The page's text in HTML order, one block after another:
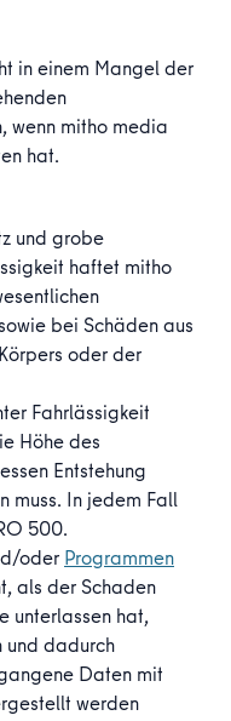
in einem Mangel der
wenn mitho media
hat.
und grobe
haftet mitho
bei Schäden aus
oder der
Fahrlässigkeit
Höhe des
Entstehung
muss. In jedem Fall
500.
oder Programmen
als der Schaden
unterlassen hat,
und dadurch
Daten mit
werden